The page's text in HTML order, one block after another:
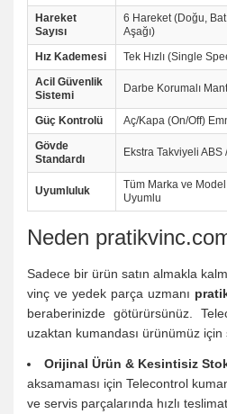
Hareket
Sayısı
6 Hareket (Doğu,
Aşağı)
Hız Kademesi
Tek Hızlı (Single
Acil Güvenlik
Sistemi
Darbe Korumalı
Güç Kontrolü
Aç/Kapa (On/Off)
Gövde
Standardı
Ekstra Takviyeli
Uyumluluk
Tüm Marka ve
Uyumlu
Neden
Sadece bir ürün satın almakla
vinç ve yedek parça uzmanı
beraberinizde götürürsünüz.
uzaktan kumandası ürünümüz için
Orijinal Ürün & Kesintisiz
aksamaması için Telecontrol
ve servis parçalarında hızlı